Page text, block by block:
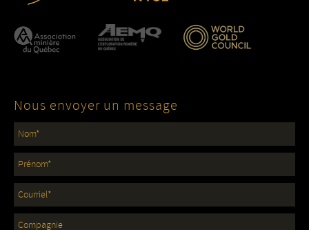
Nous envoyer un message